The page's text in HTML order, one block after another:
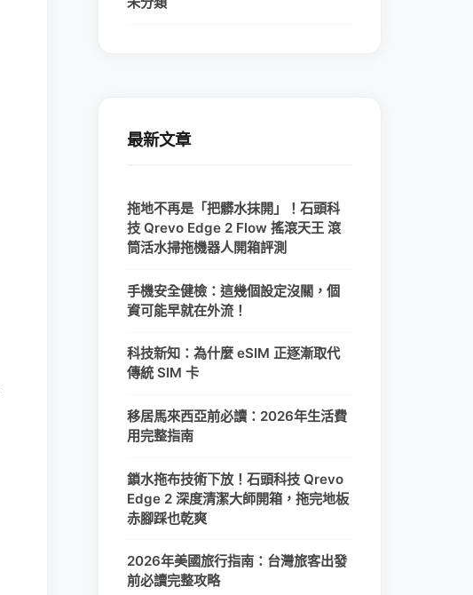
最新文章
拖地不再是「把髒水抹開」！石頭科
技 Qrevo Edge 2 Flow 搖滾天王 滾
筒活水掃拖機器人開箱評測
手機安全健檢：這幾個設定沒關，個
資可能早就在外流！
科技新知：為什麼 eSIM 正逐漸取代
傳統 SIM 卡
移居馬來西亞前必讀：2026年生活費
用完整指南
鎖水拖布技術下放！石頭科技 Qrevo
Edge 2 深度清潔大師開箱，拖完地板
赤腳踩也乾爽
2026年美國旅行指南：台灣旅客出發
前必讀完整攻略